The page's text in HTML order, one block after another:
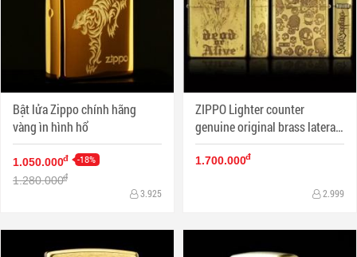
Bật lửa Zippo chính hãng
vàng ìn hình hổ
1.050.000đ -18%
1.280.000đ
3.925
ZIPPO Lighter counter
genuine original brass lateral
skull danger signs
1.700.000đ
2.999